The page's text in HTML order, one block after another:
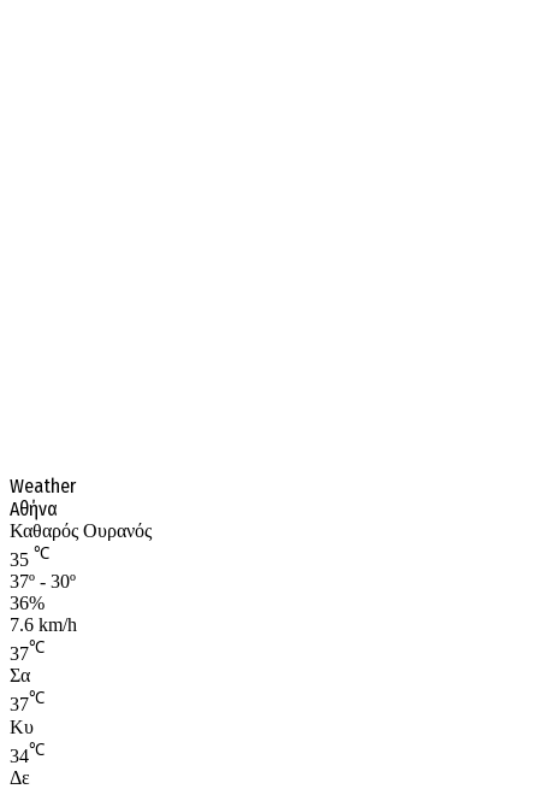
Weather
Αθήνα
Καθαρός Ουρανός
35 ℃
37º - 30º
36%
7.6 km/h
37℃
Σα
37℃
Κυ
34℃
Δε